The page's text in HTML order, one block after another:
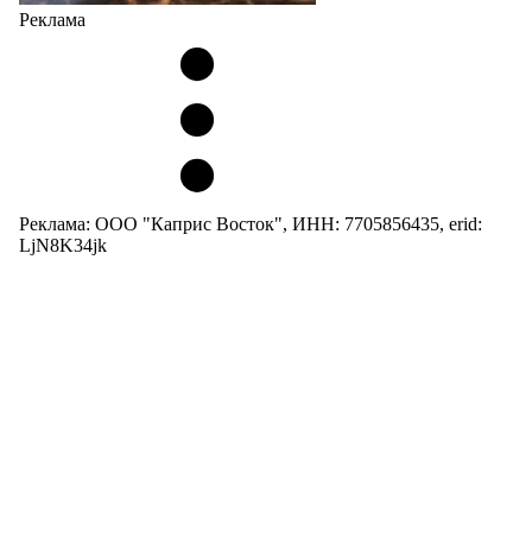
Реклама
Реклама: ООО "Каприс Восток", ИНН: 7705856435, erid:
LjN8K34jk